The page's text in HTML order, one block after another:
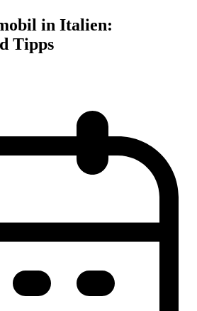
in Italien:
Tipps